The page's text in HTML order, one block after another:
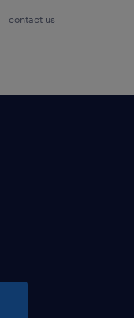
contact us